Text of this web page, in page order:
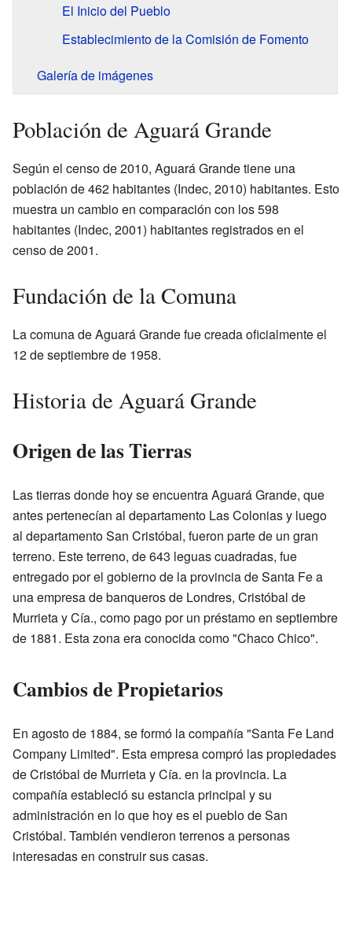
El Inicio del Pueblo
Establecimiento de la Comisión de Fomento
Galería de imágenes
Población de Aguará Grande
Según el censo de 2010, Aguará Grande tiene una
población de 462 habitantes (Indec, 2010) habitantes. Esto
muestra un cambio en comparación con los 598
habitantes (Indec, 2001) habitantes registrados en el
censo de 2001.
Fundación de la Comuna
La comuna de Aguará Grande fue creada oficialmente el
12 de septiembre de 1958.
Historia de Aguará Grande
Origen de las Tierras
Las tierras donde hoy se encuentra Aguará Grande, que
antes pertenecían al departamento Las Colonias y luego
al departamento San Cristóbal, fueron parte de un gran
terreno. Este terreno, de 643 leguas cuadradas, fue
entregado por el gobierno de la provincia de Santa Fe a
una empresa de banqueros de Londres, Cristóbal de
Murrieta y Cía., como pago por un préstamo en septiembre
de 1881. Esta zona era conocida como "Chaco Chico".
Cambios de Propietarios
En agosto de 1884, se formó la compañía "Santa Fe Land
Company Limited". Esta empresa compró las propiedades
de Cristóbal de Murrieta y Cía. en la provincia. La
compañía estableció su estancia principal y su
administración en lo que hoy es el pueblo de San
Cristóbal. También vendieron terrenos a personas
interesadas en construir sus casas.